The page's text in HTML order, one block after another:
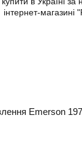
Emerson